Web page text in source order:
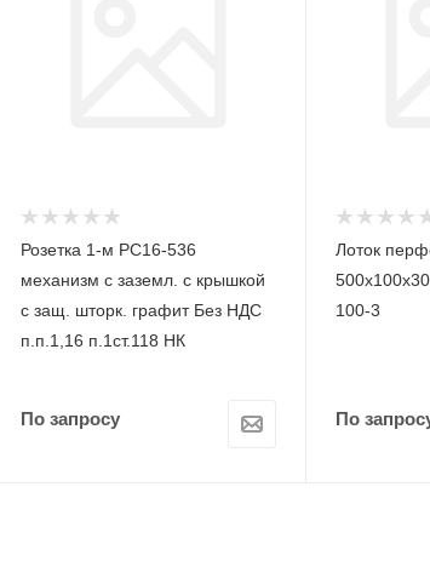
Розетка 1-м РС16-536
механизм с заземл. с крышкой
с защ. шторк. графит Без НДС
п.п.1,16 п.1ст.118 НК
По запросу
Лоток
100-3
По